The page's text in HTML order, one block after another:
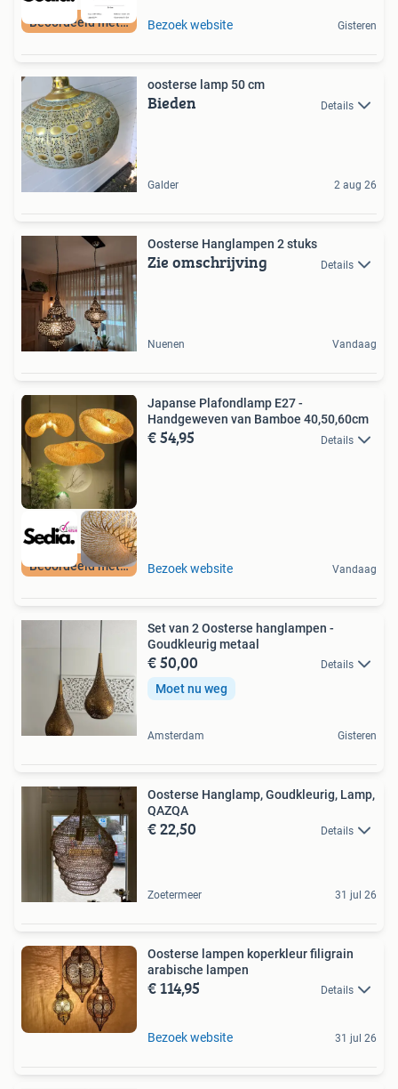
Beoordeeld met 9+ Bezoek website Gisteren
oosterse lamp 50 cm
Bieden Details
Galder 2 aug 26
Oosterse Hanglampen 2 stuks
Zie omschrijving Details
Nuenen Vandaag
Beoordeeld met 9+
Japanse Plafondlamp E27 -
Handgeweven van Bamboe 40,50,60cm
€ 54,95 Details
Bezoek website Vandaag
Set van 2 Oosterse hanglampen -
Goudkleurig metaal
€ 50,00 Details
Moet nu weg
Amsterdam Gisteren
Oosterse Hanglamp, Goudkleurig, Lamp,
QAZQA
€ 22,50 Details
Zoetermeer 31 jul 26
Oosterse lampen koperkleur filigrain
arabische lampen
€ 114,95 Details
Bezoek website 31 jul 26